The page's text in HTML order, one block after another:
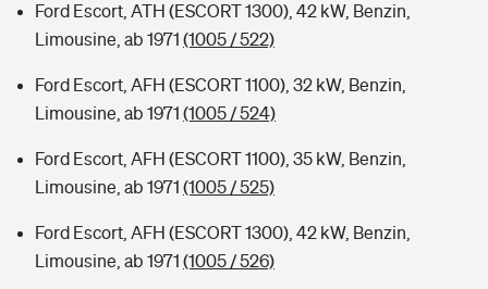
Ford Escort, ATH (ESCORT 1300), 42 kW, Benzin,
Limousine, ab 1971 (1005 / 522)
Ford Escort, AFH (ESCORT 1100), 32 kW, Benzin,
Limousine, ab 1971 (1005 / 524)
Ford Escort, AFH (ESCORT 1100), 35 kW, Benzin,
Limousine, ab 1971 (1005 / 525)
Ford Escort, AFH (ESCORT 1300), 42 kW, Benzin,
Limousine, ab 1971 (1005 / 526)